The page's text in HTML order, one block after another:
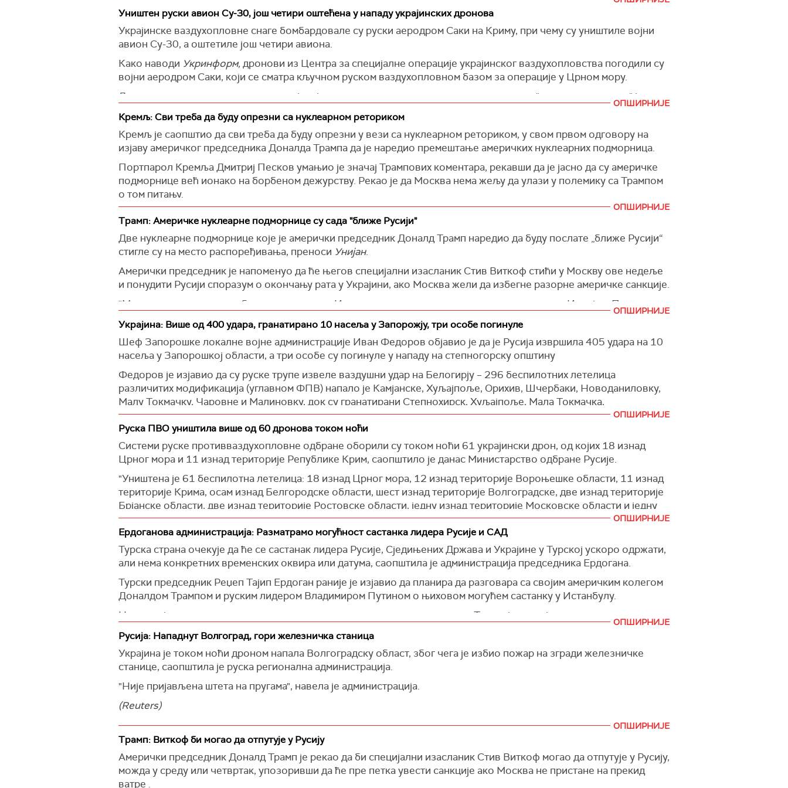
(Tanjug/BBC)
агенција.
(Reuters)
сарађујемо у производњи дронова, који ће бити узајамно корисни", рекао је Сибига.
Сибига би требало да борави у званичној посети Јапану како би разговарао са јапанским колегом Такешијем
Ивајом и учествовао на форуму о сарадњи азијских земаља за помоћ Украјини.
(Tanjug/Kyodo )
Уништен руски авион Су-30, још четири оштећена у нападу украјинских дронова
Украјинске ваздухопловне снаге бомбардовале су руски аеродром Саки на Криму, при чему су уништиле војни
авион Су-30, а оштетиле још четири авиона.
Како наводи Укринформ, дронови из Центра за специјалне операције украјинског ваздухопловства погодили су
војни аеродром Саки, који се сматра кључном руском ваздухопловном базом за операције у Црном мору.
Дронови су погодили складиште авијацијског наоружања изазвавши пожар, и притом "потпуно уништили" један
Украјинска служба безбедности навела је да производња само једног дрона кошта у просеку од 35 до 50
милиона долара.
(Танјуг, Укринформ)
ОПШИРНИЈЕ
Кремљ: Сви треба да буду опрезни са нуклеарном реториком
Кремљ је саопштио да сви треба да буду опрезни у вези са нуклеарном реториком, у свом првом одговору на
изјаву америчког председника Доналда Трампа да је наредио премештање америчких нуклеарних подморница.
Портпарол Кремља Дмитриј Песков умањио је значај Трампових коментара, рекавши да је јасно да су америчке
подморнице већ ионако на борбеном дежурству. Рекао је да Москва нема жељу да улази у полемику са Трампом
о том питању.
Трамп је рекао да је наредио да се две нуклеарне подморнице позиционирају у „одговарајућим регионима као
одговор на изјаве бившег руског председника Дмитрија Медведева о ризику од рата између противника са
нуклеарним наоружањем".
(Reuters)
ОПШИРНИЈЕ
Трамп: Америчке нуклеарне подморнице су сада "ближе Русији"
Две нуклеарне подморнице које је амерички председник Доналд Трамп наредио да буду послате „ближе Русији“
стигле су на место распоређивања, преноси Унијан.
Амерички председник је напоменуо да ће његов специјални изасланик Стив Виткоф стићи у Москву ове недеље
и понудити Русији споразум о окончању рата у Украјини, ако Москва жели да избегне разорне америчке санкције.
"Много људи гине у овом бесмисленом рату. И, знате, зауставили смо рат у многим земљама, Индији и Пакистану.
(Униан)
ОПШИРНИЈЕ
Украјина: Више од 400 удара, гранатирано 10 насеља у Запорожју, три особе погинуле
Шеф Запорошке локалне војне администрације Иван Федоров објавио је да је Русија извршила 405 удара на 10
насеља у Запорошкој области, а три особе су погинуле у нападу на степногорску општину
Федоров је изјавио да су руске трупе извеле ваздушни удар на Белогирју – 296 беспилотних летелица
различитих модификација (углавном ФПВ) напало је Камјанске, Хуљајпоље, Орихив, Шчербаки, Новоданиловку,
Малу Токмачку, Чаровне и Малиновку, док су гранатирани Степнохирск, Хуљајпоље, Мала Токмачка,
Новоданиловка.
"Од самог јутра, Руси су прекинули живот становника Херсона. Око шест часова, непријатељ је гранатирао
Антоновку, услед чега је мушкарац рођен 1979. године задобио смртоносне повреде. Моје саучешће породици и
пријатељима преминулог", истакао је Федоров.
(Танјуг)
ОПШИРНИЈЕ
Руска ПВО уништила више од 60 дронова током ноћи
Системи руске противваздухопловне одбране оборили су током ноћи 61 украјински дрон, од којих 18 изнад
Црног мора и 11 изнад територије Републике Крим, саопштило је данас Министарство одбране Русије.
"Уништена је 61 беспилотна летелица: 18 изнад Црног мора, 12 изнад територије Вороњешке области, 11 изнад
територије Крима, осам изнад Белгородске области, шест изнад територије Волгоградске, две изнад територије
Брјанске области, две изнад територије Ростовске области, једну изнад територије Московске области и једну
изнад територије Рјазањске области", наводи се у саопштењу.
(РИА Новости, Танјуг)
ОПШИРНИЈЕ
Ердоганова администрација: Разматрамо могућност састанка лидера Русије и САД
Турска страна очекује да ће се састанак лидера Русије, Сједињених Држава и Украјине у Турској ускоро одржати,
али нема конкретних временских оквира или датума, саопштила је администрација председника Ердогана.
Турски председник Реџеп Тајип Ердоган раније је изјавио да планира да разговара са својим америчким колегом
Доналдом Трампом и руским лидером Владимиром Путином о њиховом могућем састанку у Истанбулу.
Не постоје конкретни планови за организовање састанка председника у Турској, рекао је портпарол руског
(РИА, Танјуг)
ОПШИРНИЈЕ
Русија: Нападнут Волгоград, гори железничка станица
Украјина је током ноћи дроном напала Волгоградску област, због чега је избио пожар на згради железничке
станице, саопштила је руска регионална администрација.
"Није пријављена штета на пругама", навела је администрација.
(Reuters)
ОПШИРНИЈЕ
Трамп: Виткоф би могао да отпутује у Русију
Амерички председник Доналд Трамп је рекао да би специјални изасланик Стив Виткоф могао да отпутује у Русију,
можда у среду или четвртак, упозоривши да ће пре петка увести санкције ако Москва не пристане на прекид
ватре .